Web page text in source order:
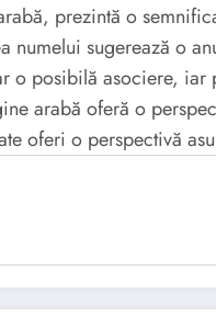
prezintă o
numelui sugerează o
o posibilă asociere,
arabă oferă o
oferi o perspectivă